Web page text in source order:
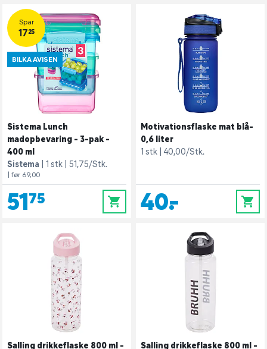
Spar
17,25
BILKA AVISEN
Sistema Lunch
madopbevaring - 3-pak -
400 ml
Sistema
1 stk 51,75/Stk.
| før 69,00
51,75 0
Motivationsflaske mat blå-
0,6 liter
1 stk
40,00/Stk.
40,- 0
Salling drikkeflaske 800 ml -
Salling drikkeflaske 800 ml -